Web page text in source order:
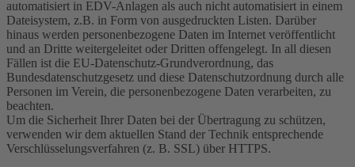
automatisiert in EDV-Anlagen als auch nicht automatisiert in einem
Dateisystem, z.B. in Form von ausgedruckten Listen. Darüber
hinaus werden personenbezogene Daten im Internet veröffentlicht
und an Dritte weitergeleitet oder Dritten offengelegt. In all diesen
Fällen ist die EU-Datenschutz-Grundverordnung, das
Bundesdatenschutzgesetz und diese Datenschutzordnung durch alle
Personen im Verein, die personenbezogene Daten verarbeiten, zu
beachten.
Um die Sicherheit Ihrer Daten bei der Übertragung zu schützen,
verwenden wir dem aktuellen Stand der Technik entsprechende
Verschlüsselungsverfahren (z. B. SSL) über HTTPS.